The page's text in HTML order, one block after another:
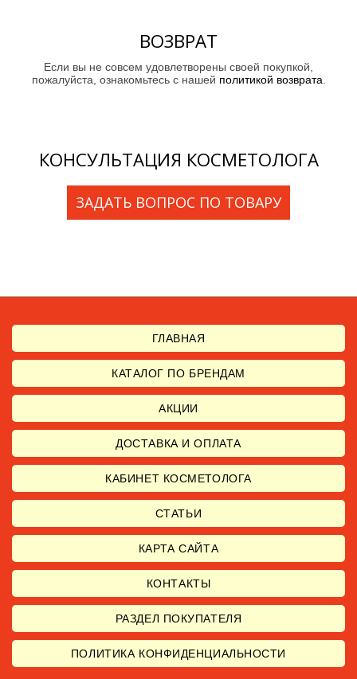
ВОЗВРАТ
Если вы не совсем удовлетворены своей покупкой,
пожалуйста, ознакомьтесь с нашей политикой возврата
КОНСУЛЬТАЦИЯ КОСМЕТОЛОГА
ЗАДАТЬ ВОПРОС ПО ТОВАРУ
ГЛАВНАЯ
КАТАЛОГ ПО БРЕНДАМ
АКЦИИ
ДОСТАВКА И ОПЛАТА
КАБИНЕТ КОСМЕТОЛОГА
СТАТЬИ
КАРТА САЙТА
КОНТАКТЫ
РАЗДЕЛ ПОКУПАТЕЛЯ
ПОЛИТИКА КОНФИДЕНЦИАЛЬНОСТИ